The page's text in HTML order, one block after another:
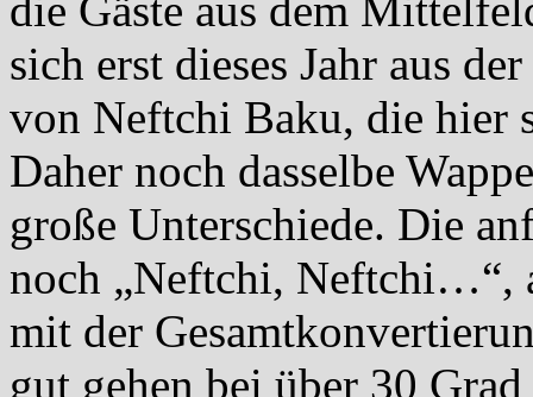
die Gäste aus dem
sich erst dieses Jahr aus
von Neftchi Baku, die hier
Daher noch dasselbe
große Unterschiede. Die
noch „Neftchi, Neftchi…“,
mit der
gut gehen bei über 30